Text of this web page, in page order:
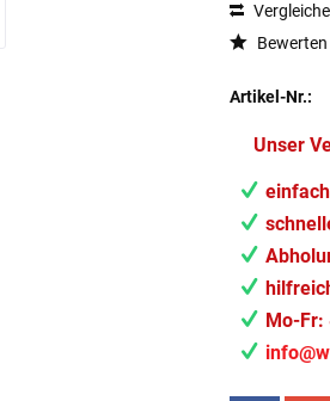
Bewerten
Artikel-Nr.:
Unser
Mo-Fr: